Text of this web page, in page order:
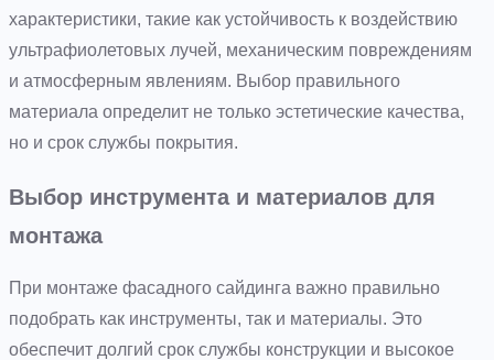
характеристики, такие как устойчивость к воздействию
ультрафиолетовых лучей, механическим повреждениям
и атмосферным явлениям. Выбор правильного
материала определит не только эстетические качества,
но и срок службы покрытия.
Выбор инструмента и материалов для
монтажа
При монтаже фасадного сайдинга важно правильно
подобрать как инструменты, так и материалы. Это
обеспечит долгий срок службы конструкции и высокое